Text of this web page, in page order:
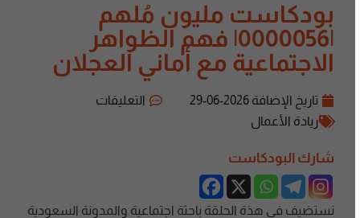
بودكاست مليون مُلهم
|0000056| فهم الظواهر
الاجتماعية مع أماني العجلان
تاريخ الإضافة2026-06-29
التعليقات
ريادة الأعمال
شارك البودكاست
نستضيف في هذة الحلقة باحثة اجتماعية والمدونة السعودية